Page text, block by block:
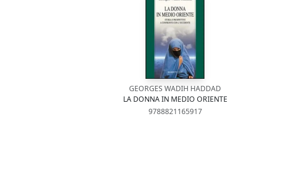
GEORGES WADIH HADDAD
LA DONNA IN MEDIO ORIENTE
9788821165917